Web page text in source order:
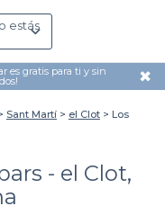
estás
es gratis para ti y sin ✖
Sant Martí el Clot
Los
- el Clot,